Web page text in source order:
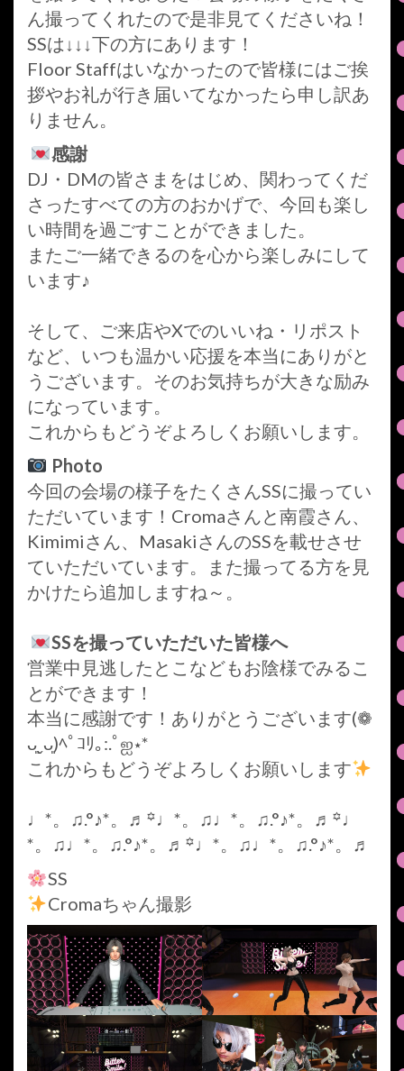
ん撮ってくれたので是非見てくださいね！
SSは↓↓↓下の方にあります！
Floor Staffはいなかったので皆様にはご挨
拶やお礼が行き届いてなかったら申し訳あ
りません。
感謝
DJ・DMの皆さまをはじめ、関わってくだ
さったすべての方のおかげで、今回も楽し
い時間を過ごすことができました。
またご一緒できるのを心から楽しみにして
います♪
そして、ご来店やXでのいいね・リポスト
など、いつも温かい応援を本当にありがと
うございます。そのお気持ちが大きな励み
になっています。
これからもどうぞよろしくお願いします。
Photo
今回の会場の様子をたくさんSSに撮ってい
ただいています！Cromaさんと南霞さん、
Kimimiさん、MasakiさんのSSを載せさせ
ていただいています。また撮ってる方を見
かけたら追加しますね～。
SSを撮っていただいた皆様へ
営業中見逃したとこなどもお陰様でみるこ
とができます！
本当に感謝です！ありがとうございます(❁
ᴗ͈ˬᴗ͈)ﾍﾟｺﾘ｡:.ﾟஐ⋆*
これからもどうぞよろしくお願いします
♩*。♫.°♪*。♬꙳♩*。♫♩*。♫.°♪*。♬꙳♩
*。♫♩*。♫.°♪*。♬꙳♩*。♫♩*。♫.°♪*。♬
SS
Cromaちゃん撮影